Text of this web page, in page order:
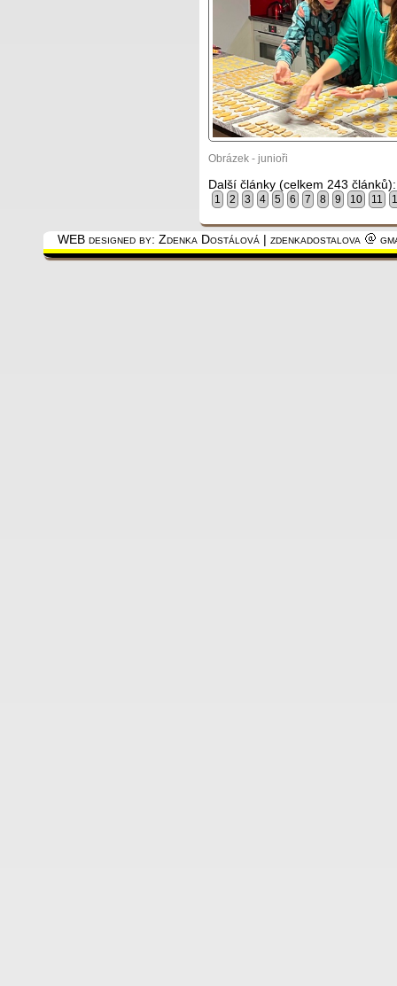
Obrázek - junioři
Další články (celkem 243 článků):
1 2 3 4 5 6 7 8 9 10 11
WEB designed by: Zdenka Dostálová | zdenkadostalova